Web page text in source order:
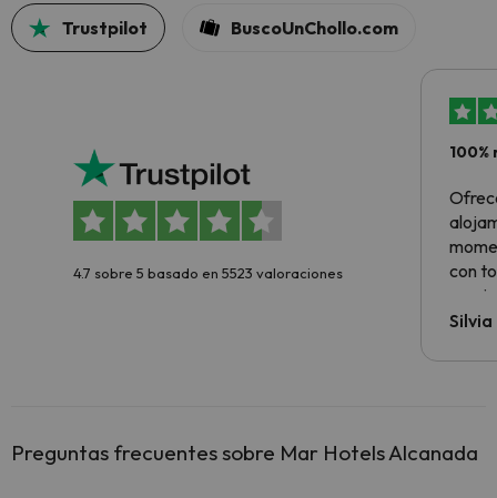
Trustpilot BuscoUnChollo.com
4.7 sobre 5 basado en 5523 valoraciones
con
Preguntas frecuentes sobre Mar Hotels Alcanada